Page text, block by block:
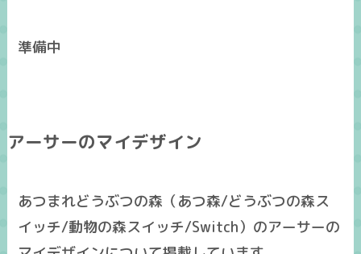
準備中
アーサーのマイデザイン
あつまれどうぶつの森（あつ森/どうぶつの森ス
イッチ/動物の森スイッチ/Switch）のアーサーの